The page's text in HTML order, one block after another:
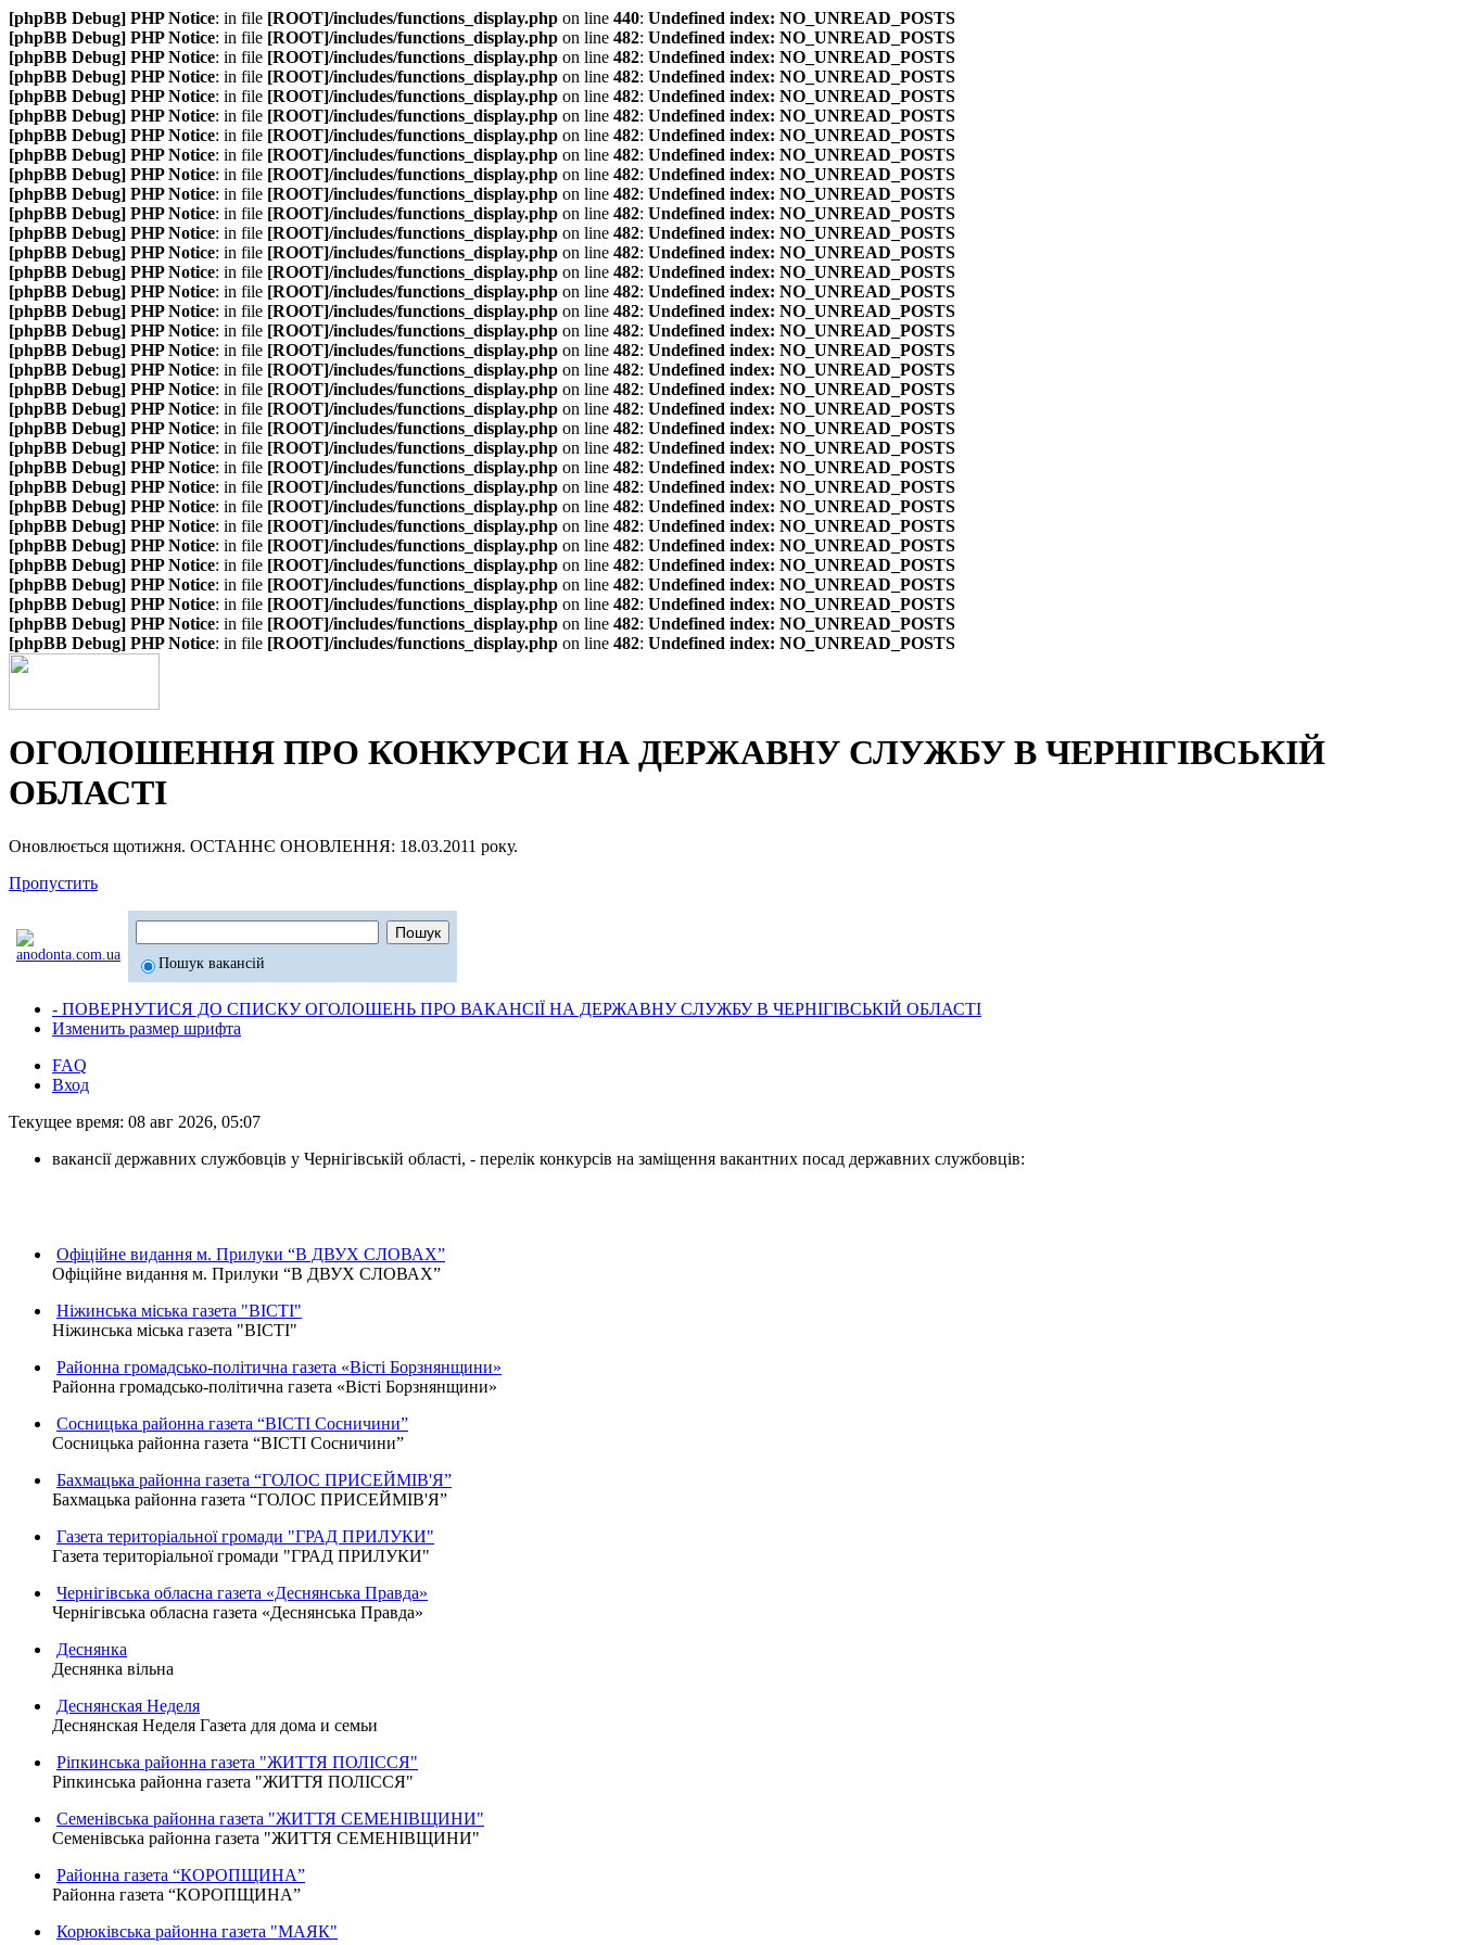
[phpBB Debug] PHP Notice: in file [ROOT]/includes/functions_display.php on line 440: Undefined index: NO_UNREAD_POSTS
[phpBB Debug] PHP Notice: in file [ROOT]/includes/functions_display.php on line 482: Undefined index: NO_UNREAD_POSTS
[phpBB Debug] PHP Notice: in file [ROOT]/includes/functions_display.php on line 482: Undefined index: NO_UNREAD_POSTS
[phpBB Debug] PHP Notice: in file [ROOT]/includes/functions_display.php on line 482: Undefined index: NO_UNREAD_POSTS
[phpBB Debug] PHP Notice: in file [ROOT]/includes/functions_display.php on line 482: Undefined index: NO_UNREAD_POSTS
[phpBB Debug] PHP Notice: in file [ROOT]/includes/functions_display.php on line 482: Undefined index: NO_UNREAD_POSTS
[phpBB Debug] PHP Notice: in file [ROOT]/includes/functions_display.php on line 482: Undefined index: NO_UNREAD_POSTS
[phpBB Debug] PHP Notice: in file [ROOT]/includes/functions_display.php on line 482: Undefined index: NO_UNREAD_POSTS
[phpBB Debug] PHP Notice: in file [ROOT]/includes/functions_display.php on line 482: Undefined index: NO_UNREAD_POSTS
[phpBB Debug] PHP Notice: in file [ROOT]/includes/functions_display.php on line 482: Undefined index: NO_UNREAD_POSTS
[phpBB Debug] PHP Notice: in file [ROOT]/includes/functions_display.php on line 482: Undefined index: NO_UNREAD_POSTS
[phpBB Debug] PHP Notice: in file [ROOT]/includes/functions_display.php on line 482: Undefined index: NO_UNREAD_POSTS
[phpBB Debug] PHP Notice: in file [ROOT]/includes/functions_display.php on line 482: Undefined index: NO_UNREAD_POSTS
[phpBB Debug] PHP Notice: in file [ROOT]/includes/functions_display.php on line 482: Undefined index: NO_UNREAD_POSTS
[phpBB Debug] PHP Notice: in file [ROOT]/includes/functions_display.php on line 482: Undefined index: NO_UNREAD_POSTS
[phpBB Debug] PHP Notice: in file [ROOT]/includes/functions_display.php on line 482: Undefined index: NO_UNREAD_POSTS
[phpBB Debug] PHP Notice: in file [ROOT]/includes/functions_display.php on line 482: Undefined index: NO_UNREAD_POSTS
[phpBB Debug] PHP Notice: in file [ROOT]/includes/functions_display.php on line 482: Undefined index: NO_UNREAD_POSTS
[phpBB Debug] PHP Notice: in file [ROOT]/includes/functions_display.php on line 482: Undefined index: NO_UNREAD_POSTS
[phpBB Debug] PHP Notice: in file [ROOT]/includes/functions_display.php on line 482: Undefined index: NO_UNREAD_POSTS
[phpBB Debug] PHP Notice: in file [ROOT]/includes/functions_display.php on line 482: Undefined index: NO_UNREAD_POSTS
[phpBB Debug] PHP Notice: in file [ROOT]/includes/functions_display.php on line 482: Undefined index: NO_UNREAD_POSTS
[phpBB Debug] PHP Notice: in file [ROOT]/includes/functions_display.php on line 482: Undefined index: NO_UNREAD_POSTS
[phpBB Debug] PHP Notice: in file [ROOT]/includes/functions_display.php on line 482: Undefined index: NO_UNREAD_POSTS
[phpBB Debug] PHP Notice: in file [ROOT]/includes/functions_display.php on line 482: Undefined index: NO_UNREAD_POSTS
[phpBB Debug] PHP Notice: in file [ROOT]/includes/functions_display.php on line 482: Undefined index: NO_UNREAD_POSTS
[phpBB Debug] PHP Notice: in file [ROOT]/includes/functions_display.php on line 482: Undefined index: NO_UNREAD_POSTS
[phpBB Debug] PHP Notice: in file [ROOT]/includes/functions_display.php on line 482: Undefined index: NO_UNREAD_POSTS
[phpBB Debug] PHP Notice: in file [ROOT]/includes/functions_display.php on line 482: Undefined index: NO_UNREAD_POSTS
[phpBB Debug] PHP Notice: in file [ROOT]/includes/functions_display.php on line 482: Undefined index: NO_UNREAD_POSTS
[phpBB Debug] PHP Notice: in file [ROOT]/includes/functions_display.php on line 482: Undefined index: NO_UNREAD_POSTS
[phpBB Debug] PHP Notice: in file [ROOT]/includes/functions_display.php on line 482: Undefined index: NO_UNREAD_POSTS
[phpBB Debug] PHP Notice: in file [ROOT]/includes/functions_display.php on line 482: Undefined index: NO_UNREAD_POSTS
ОГОЛОШЕННЯ ПРО КОНКУРСИ НА ДЕРЖАВНУ СЛУЖБУ В ЧЕРНІГІВСЬКІЙ
ОБЛАСТІ
Оновлюється щотижня. ОСТАННЄ ОНОВЛЕННЯ: 18.03.2011 року.
Пропустить
Пошук вакансій
- ПОВЕРНУТИСЯ ДО СПИСКУ ОГОЛОШЕНЬ ПРО ВАКАНСІЇ НА ДЕРЖАВНУ СЛУЖБУ В ЧЕРНІГІВСЬКІЙ ОБЛАСТІ
Изменить размер шрифта
FAQ
Вход
Текущее время: 08 авг 2026, 05:07
вакансії державних службовців у Чернігівській області, - перелік конкурсів на заміщення вакантних посад державних службовців:
Офіційне видання м. Прилуки “В ДВУХ СЛОВАХ”
Офіційне видання м. Прилуки “В ДВУХ СЛОВАХ”
Ніжинська міська газета "ВІСТІ"
Ніжинська міська газета "ВІСТІ"
Районна громадсько-політична газета «Вісті Борзнянщини»
Районна громадсько-політична газета «Вісті Борзнянщини»
Сосницька районна газета “ВІСТІ Сосничини”
Сосницька районна газета “ВІСТІ Сосничини”
Бахмацька районна газета “ГОЛОС ПРИСЕЙМІВ'Я”
Бахмацька районна газета “ГОЛОС ПРИСЕЙМІВ'Я”
Газета територіальної громади "ГРАД ПРИЛУКИ"
Газета територіальної громади "ГРАД ПРИЛУКИ"
Чернігівська обласна газета «Деснянська Правда»
Чернігівська обласна газета «Деснянська Правда»
Деснянка
Деснянка вільна
Деснянская Неделя
Деснянская Неделя Газета для дома и семьи
Ріпкинська районна газета "ЖИТТЯ ПОЛІССЯ"
Ріпкинська районна газета "ЖИТТЯ ПОЛІССЯ"
Семенівська районна газета "ЖИТТЯ СЕМЕНІВЩИНИ"
Семенівська районна газета "ЖИТТЯ СЕМЕНІВЩИНИ"
Районна газета “КОРОПЩИНА”
Районна газета “КОРОПЩИНА”
Корюківська районна газета "МАЯК"